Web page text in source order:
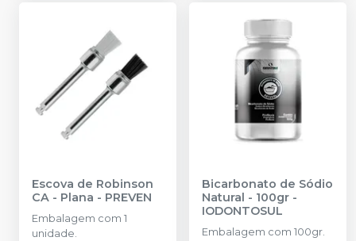
Escova de Robinson
CA - Plana - PREVEN
Embalagem com 1
unidade.
Bicarbonato de Sódio
Natural - 100gr -
IODONTOSUL
Embalagem com 100gr.